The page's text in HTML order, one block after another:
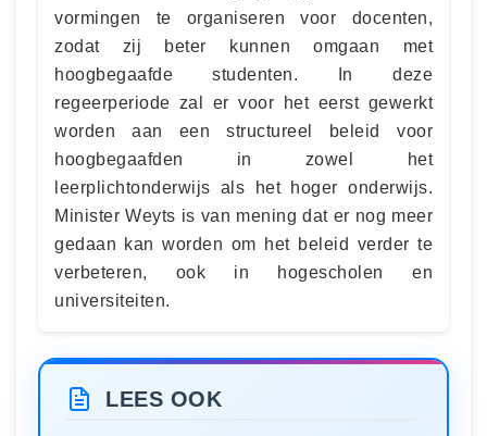
vormingen te organiseren voor docenten,
zodat zij beter kunnen omgaan met
hoogbegaafde studenten. In deze
regeerperiode zal er voor het eerst gewerkt
worden aan een structureel beleid voor
hoogbegaafden in zowel het
leerplichtonderwijs als het hoger onderwijs.
Minister Weyts is van mening dat er nog meer
gedaan kan worden om het beleid verder te
verbeteren, ook in hogescholen en
universiteiten.
LEES OOK